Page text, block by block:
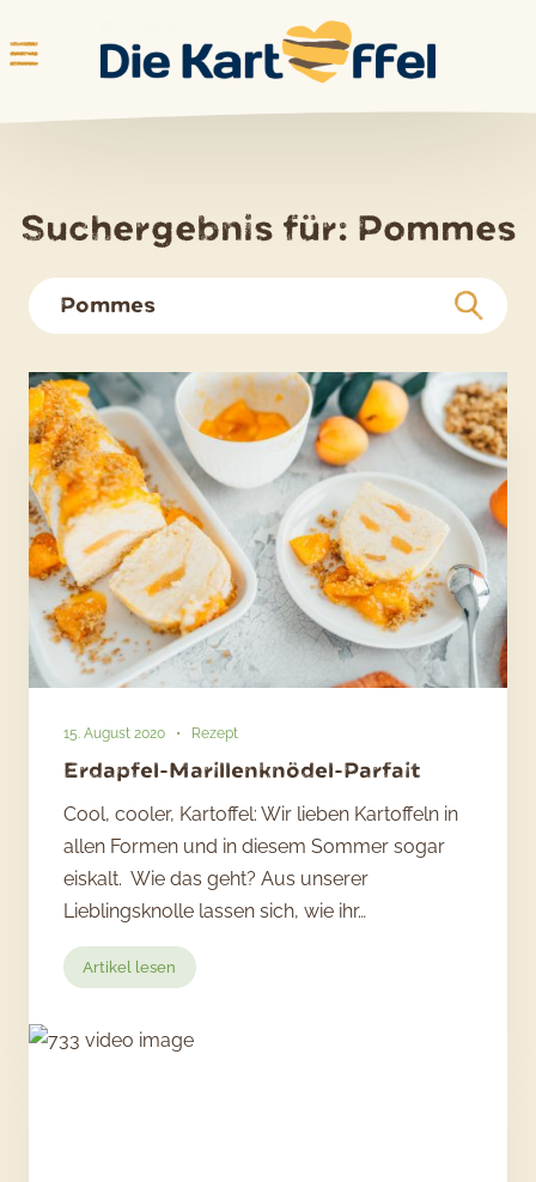
Skip
Suchergebnis für: Pommes
15. August 2020 • Rezept
Erdapfel-Marillenknödel-Parfait
Cool, cooler, Kartoffel: Wir lieben Kartoffeln in
allen Formen und in diesem Sommer sogar
eiskalt. Wie das geht? Aus unserer
Lieblingsknolle lassen sich, wie ihr…
Artikel lesen
Erdapfel-
Parfait